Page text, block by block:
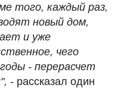
того, каждый раз,
новый дом,
и уже
чего
- перерасчет
- рассказал один